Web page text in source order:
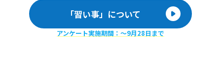
「習い事」について
アンケート実施期間：〜9月28日まで